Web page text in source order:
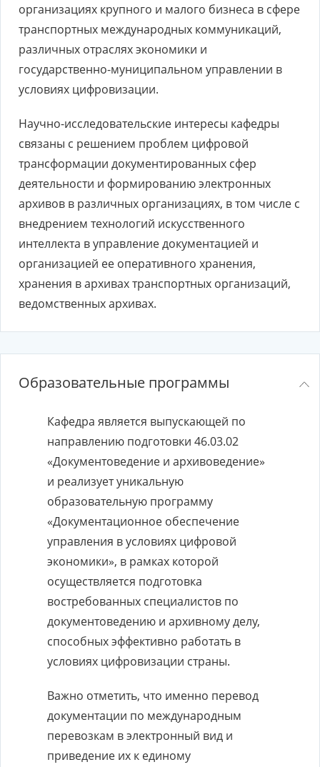
организациях крупного и малого бизнеса в сфере
транспортных международных коммуникаций,
различных отраслях экономики и
государственно-муниципальном управлении в
условиях цифровизации.
Научно-исследовательские интересы кафедры
связаны с решением проблем цифровой
трансформации документированных сфер
деятельности и формированию электронных
архивов в различных организациях, в том числе с
внедрением технологий искусственного
интеллекта в управление документацией и
организацией ее оперативного хранения,
хранения в архивах транспортных организаций,
ведомственных архивах.
Образовательные программы
Кафедра является выпускающей по
направлению подготовки 46.03.02
«Документоведение и архивоведение»
и реализует уникальную
образовательную программу
«Документационное обеспечение
управления в условиях цифровой
экономики», в рамках которой
осуществляется подготовка
востребованных специалистов по
документоведению и архивному делу,
способных эффективно работать в
условиях цифровизации страны.
Важно отметить, что именно перевод
документации по международным
перевозкам в электронный вид и
приведение их к единому